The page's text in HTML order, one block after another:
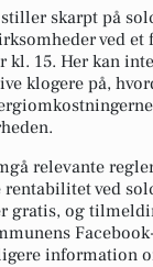
skarpt på
ved et
kl. 15. Her kan
klogere på,
relevante
ved
gratis, og
information